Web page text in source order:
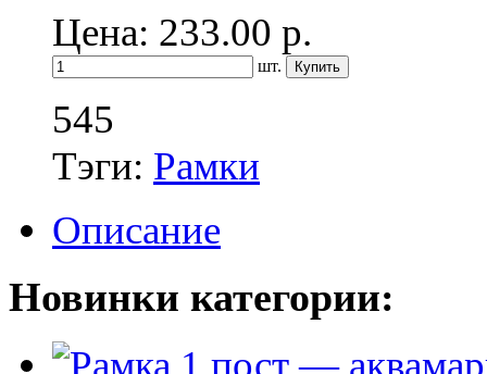
Цена: 233.00 р.
шт.
545
Тэги: Рамки
Описание
Новинки категории: